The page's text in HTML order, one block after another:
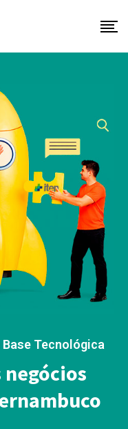
Base Tecnológica